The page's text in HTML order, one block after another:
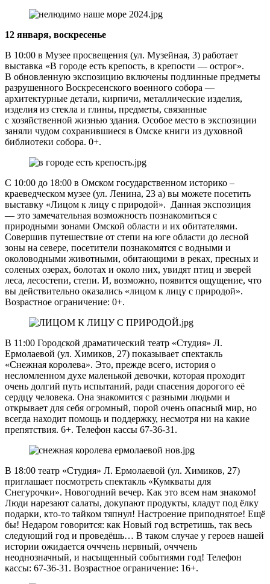
12 января, воскресенье
В 10:00 в Музее просвещения (ул. Музейная, 3) работает
выставка «В городе есть крепость, в крепости — острог».
В обновленную экспозицию включены подлинные предметы
разрушенного Воскресенского военного собора —
архитектурные детали, кирпичи, металлические изделия,
изделия из стекла и глины, предметы, связанные
с хозяйственной жизнью здания. Особое место в экспозиции
заняли чудом сохранившиеся в Омске книги из духовной
библиотеки собора. 0+.
С 10:00 до 18:00 в Омском государственном историко –
краеведческом музее (ул. Ленина, 23 а) вы можете посетить
выставку «Лицом к лицу с природой». Данная экспозиция
— это замечательная возможность познакомиться с
природными зонами Омской области и их обитателями.
Совершив путешествие от степи на юге области до лесной
зоны на севере, посетители познакомятся с водными и
околоводными животными, обитающими в реках, пресных и
соленых озерах, болотах и около них, увидят птиц и зверей
леса, лесостепи, степи. И, возможно, появится ощущение, что
вы действительно оказались «лицом к лицу с природой».
Возрастное ограничение: 0+.
В 11:00 Городской драматический театр «Студия» Л.
Ермолаевой (ул. Химиков, 27) показывает спектакль
«Снежная королева». Это, прежде всего, история о
несломленном духе маленькой девочки, которая проходит
очень долгий путь испытаний, ради спасения дорогого её
сердцу человека. Она знакомится с разными людьми и
открывает для себя огромный, порой очень опасный мир, но
всегда находит помощь и поддержку, несмотря ни на какие
препятствия. 6+. Телефон кассы 67-36-31.
В 18:00 театр «Студия» Л. Ермолаевой (ул. Химиков, 27)
приглашает посмотреть спектакль «Кумкваты для
Снегурочки». Новогодний вечер. Как это всем нам знакомо!
Люди нарезают салаты, докупают продукты, кладут под ёлку
подарки, кто-то тайком тяпнул! Настроение приподнятое! Ещё
бы! Недаром говорится: как Новый год встретишь, так весь
следующий год и проведёшь… В таком случае у героев нашей
истории ожидается очччень нервный, очччень
неоднозначный, и насыщенный событиями год! Телефон
кассы: 67-36-31. Возрастное ограничение: 16+.